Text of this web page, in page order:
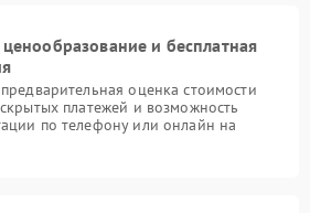
и бесплатная
оценка стоимости
платежей и возможность
по телефону или онлайн на